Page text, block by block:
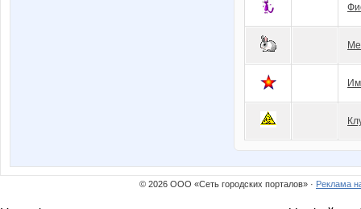
© 2026 ООО «Сеть городских порталов» · Реклама